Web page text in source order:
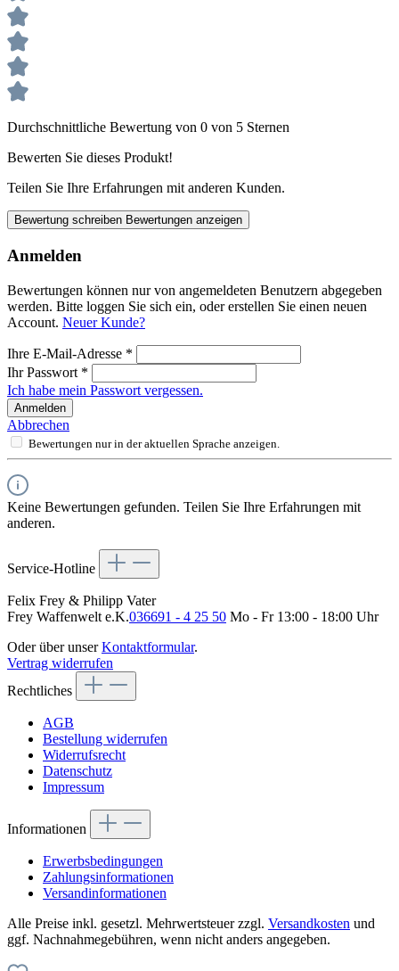
Durchschnittliche Bewertung von 0 von 5 Sternen
Bewerten Sie dieses Produkt!
Teilen Sie Ihre Erfahrungen mit anderen Kunden.
Bewertung schreiben Bewertungen anzeigen
Anmelden
Bewertungen können nur von angemeldeten Benutzern abgegeben
werden. Bitte loggen Sie sich ein, oder erstellen Sie einen neuen
Account. Neuer Kunde?
Ihre E-Mail-Adresse *
Ihr Passwort *
Ich habe mein Passwort vergessen.
Anmelden
Abbrechen
Bewertungen nur in der aktuellen Sprache anzeigen.
Keine Bewertungen gefunden. Teilen Sie Ihre Erfahrungen mit
anderen.
Service-Hotline
Felix Frey & Philipp Vater
Frey Waffenwelt e.K.036691 - 4 25 50 Mo - Fr 13:00 - 18:00 Uhr
Oder über unserKontaktformular.
Vertrag widerrufen
Rechtliches
AGB
Bestellung widerrufen
Widerrufsrecht
Datenschutz
Impressum
Informationen
Erwerbsbedingungen
Zahlungsinformationen
Versandinformationen
Alle Preise inkl. gesetzl. Mehrwertsteuer zzgl. Versandkosten und
ggf. Nachnahmegebühren, wenn nicht anders angegeben.